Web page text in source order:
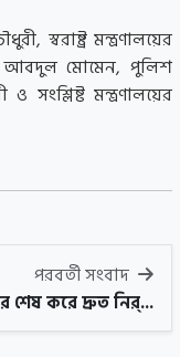
স্বরাষ্ট্র মন্ত্রণালয়ের
আবদুল মোমেন, পুলিশ
মন্ত্রণালয়ের
পরবর্তী সংবাদ
শেষ করে দ্রুত নির্...